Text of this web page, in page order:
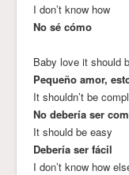
I don’t know how
No sé cómo
Baby love it should
Pequeño amor,
It shouldn’t be
No debería ser
It should be easy
Debería ser fácil
I don’t know how